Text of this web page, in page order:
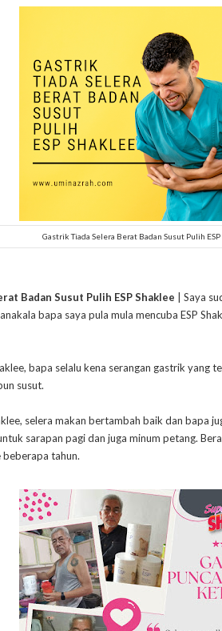
Gastrik Tiada Selera Berat Badan Susut Pulih
Badan Susut Pulih ESP Shaklee | Saya
bapa saya pula mula mencuba ESP
bapa selalu kena serangan gastrik yang
susut.
selera makan bertambah baik dan bapa
sarapan pagi dan juga minum petang.
beberapa tahun.